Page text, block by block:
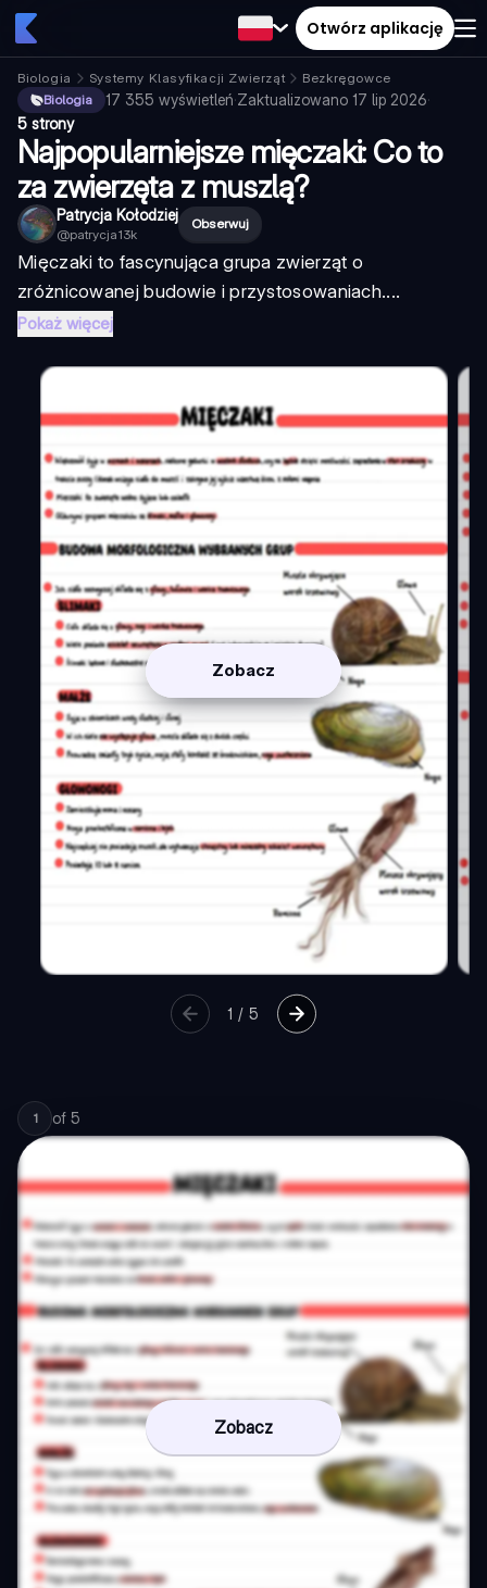
Otwórz aplikację
Biologia Systemy Klasyfikacji Zwierząt
Bezkręgowce
Biologia
17 355 wyświetleń·Zaktualizowano 17 lip 2026·
5 strony
Najpopularniejsze mięczaki: Co to
za zwierzęta z muszlą?
Patrycja Kołodziej
@patrycja13k
Obserwuj
Mięczaki to fascynująca grupa zwierząt o
zróżnicowanej budowie i przystosowaniach....
Pokaż więcej
Zobacz
1 /5
1 of 5
Zobacz